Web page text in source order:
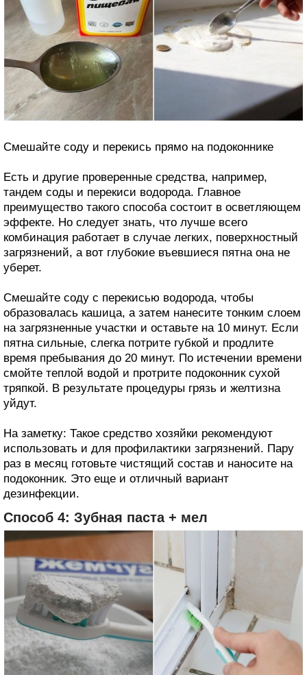
Смешайте соду и перекись прямо на подоконнике
Есть и другие проверенные средства, например,
тандем соды и перекиси водорода. Главное
преимущество такого способа состоит в осветляющем
эффекте. Но следует знать, что лучше всего
комбинация работает в случае легких, поверхностный
загрязнений, а вот глубокие въевшиеся пятна она не
уберет.
Смешайте соду с перекисью водорода, чтобы
образовалась кашица, а затем нанесите тонким слоем
на загрязненные участки и оставьте на 10 минут. Если
пятна сильные, слегка потрите губкой и продлите
время пребывания до 20 минут. По истечении времени
смойте теплой водой и протрите подоконник сухой
тряпкой. В результате процедуры грязь и желтизна
уйдут.
На заметку: Такое средство хозяйки рекомендуют
использовать и для профилактики загрязнений. Пару
раз в месяц готовьте чистящий состав и наносите на
подоконник. Это еще и отличный вариант
дезинфекции.
Способ 4: Зубная паста + мел